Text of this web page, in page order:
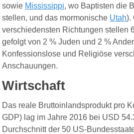
sowie Mississippi, wo Baptisten die
stellen, und das mormonische Utah).
verschiedensten Richtungen stellen
gefolgt von 2 % Juden und 2 %
Konfessionslose und Religiöse
Anschauungen.
Wirtschaft
Das reale Bruttoinlandsprodukt pro
GDP) lag im Jahre 2016 bei USD
Durchschnitt der 50 US-